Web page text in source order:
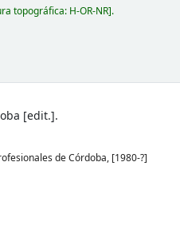
topográfica: H-OR-NR .
[edit.].
de Córdoba, [1980-?]